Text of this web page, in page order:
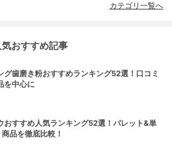
カテゴリ一覧へ
おすすめ記事
グ歯磨き粉おすすめランキング52選！口コミ
を中心に
おすすめ人気ランキング52選！パレット&単
品を徹底比較！